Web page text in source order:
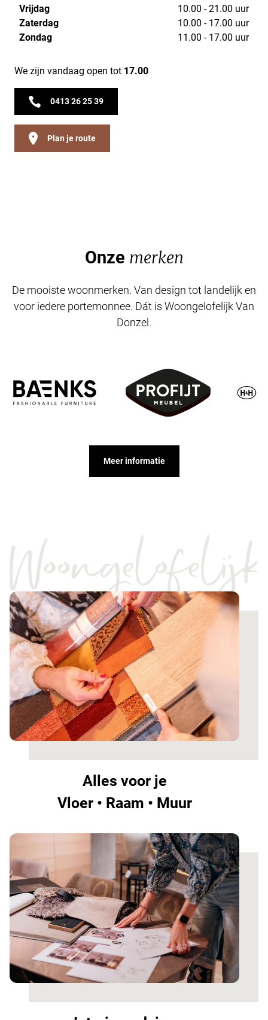
Vrijdag
10.00 - 21.00 uur
Zaterdag
10.00 - 17.00 uur
Zondag
11.00 - 17.00 uur
We zijn vandaag open tot 17.00
0413 26 25 39
Plan je route
Onze merken
De mooiste woonmerken. Van design tot landelijk en
voor iedere portemonnee. Dát is Woongelofelijk Van
Donzel.
Meer informatie
Alles voor je
Vloer • Raam • Muur